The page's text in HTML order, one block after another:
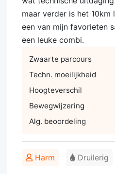
maar verder is het 10km
een van mijn favorieten
een leuke combi.
Zwaarte parcours
Techn. moeilijkheid
Hoogteverschil
Bewegwijzering
Alg. beoordeling
Harm Druilerig